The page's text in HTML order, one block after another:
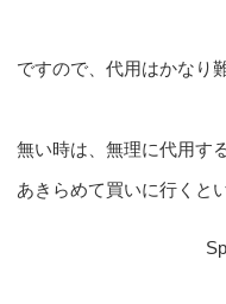
ですので、代用はかなり
無い時は、無理に代用す
あきらめて買いに行くと